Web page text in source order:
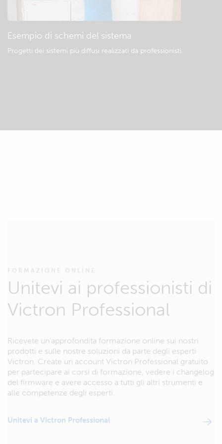
Esempio di schemi del sistema
Progetti dei sistemi più diffusi realizzati da professionisti.
FORMAZIONE ONLINE
Unitevi ai professionisti di
Victron Professional
Ricevete un’approfondita formazione online sui nostri
prodotti e sulle nostre soluzioni da parte degli esperti
Victron. Create un account Victron Professional gratuito
per partecipare ai corsi di formazione, vedere i changelog
del firmware e avere accesso a tutti gli altri strumenti e
alle competenze degli esperti.
Unitevi a Victron Professional